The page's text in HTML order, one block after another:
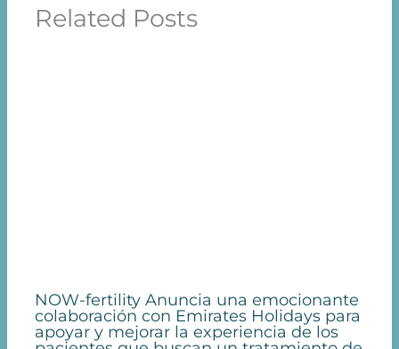
Related Posts
NOW-fertility Anuncia una emocionante
colaboración con Emirates Holidays para
apoyar y mejorar la experiencia de los